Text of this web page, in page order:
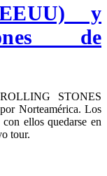
y
de
STONES
Norteamérica. Los
ellos quedarse en
tour.